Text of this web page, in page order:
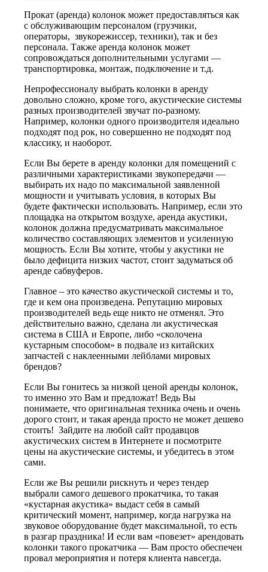
Прокат (аренда) колонок может предоставляться как
с обслуживающим персоналом (грузчики,
операторы, звукорежиссер, техники), так и без
персонала. Также аренда колонок может
сопровождаться дополнительными услугами —
транспортировка, монтаж, подключение и т.д.
Непрофессионалу выбрать колонки в аренду
довольно сложно, кроме того, акустические системы
разных производителей звучат по-разному.
Например, колонки одного производителя идеально
подходят под рок, но совершенно не подходят под
классику, и наоборот.
Если Вы берете в аренду колонки для помещений с
различными характеристиками звукопередачи —
выбирать их надо по максимальной заявленной
мощности и учитывать условия, в которых Вы
будете фактически использовать. Например, если это
площадка на открытом воздухе, аренда акустики,
колонок должна предусматривать максимальное
количество составляющих элементов и усиленную
мощность. Если Вы хотите, чтобы у акустики не
было дефицита низких частот, стоит задуматься об
аренде сабвуферов.
Главное – это качество акустической системы и то,
где и кем она произведена. Репутацию мировых
производителей ведь еще никто не отменял. Это
действительно важно, сделана ли акустическая
система в США и Европе, либо «сколочена
кустарным способом» в подвале из китайских
запчастей с наклеенными лейблами мировых
брендов?
Если Вы гонитесь за низкой ценой аренды колонок,
то именно это Вам и предложат! Ведь Вы
понимаете, что оригинальная техника очень и очень
дорого стоит, и такая аренда просто не может дешево
стоить! Зайдите на любой сайт продавцов
акустических систем в Интернете и посмотрите
цены на акустические системы, и убедитесь в этом
сами.
Если же Вы решили рискнуть и через тендер
выбрали самого дешевого прокатчика, то такая
«кустарная акустика» выдаст себя в самый
критический момент, например, когда нагрузка на
звуковое оборудование будет максимальной, то есть
в разгар праздника! И если вам «повезет» арендовать
колонки такого прокатчика — Вам просто обеспечен
провал мероприятия и потеря клиента навсегда.